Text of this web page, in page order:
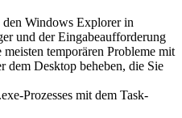
Windows Explorer in
und der Eingabeaufforderung
temporären Probleme mit
dem Desktop beheben, die Sie
Prozesses mit dem Task-